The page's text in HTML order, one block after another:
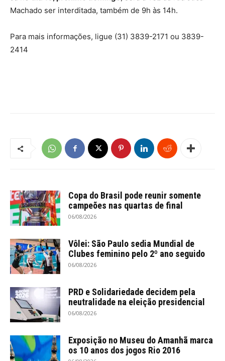
Machado ser interditada, também de 9h às 14h.
Para mais informações, ligue (31) 3839-2171 ou 3839-
2414
Copa do Brasil pode reunir somente
campeões nas quartas de final
06/08/2026
Vôlei: São Paulo sedia Mundial de
Clubes feminino pelo 2º ano seguido
06/08/2026
PRD e Solidariedade decidem pela
neutralidade na eleição presidencial
06/08/2026
Exposição no Museu do Amanhã marca
os 10 anos dos jogos Rio 2016